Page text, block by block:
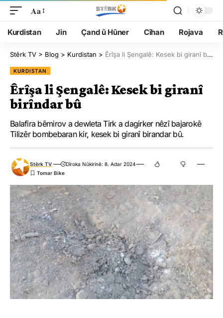
Aa
Kurdistan Jin Çand û Hûner Cîhan Rojava
Stêrk TV > Blog > Kurdistan > Êrîşa li Şengalê: Kesek bi giranî birîndar bû
KURDISTAN
Êrîşa li Şengalê: Kesek bi giranî
birîndar bû
Balafira bêmirov a dewleta Tirk a dagirker nêzî bajarokê
Tilizêr bombebaran kir, kesek bi giranî birandar bû.
Stêrk TV Dîroka Nûkirinê: 8. Adar 2024